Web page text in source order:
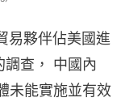
易夥伴佔美國進
調查， 中國內
未能實施並有效